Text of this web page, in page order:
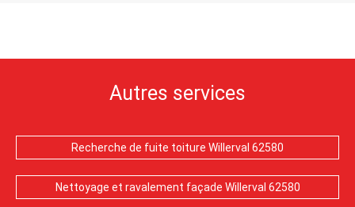
Autres services
Recherche de fuite toiture Willerval 62580
Nettoyage et ravalement façade Willerval 62580